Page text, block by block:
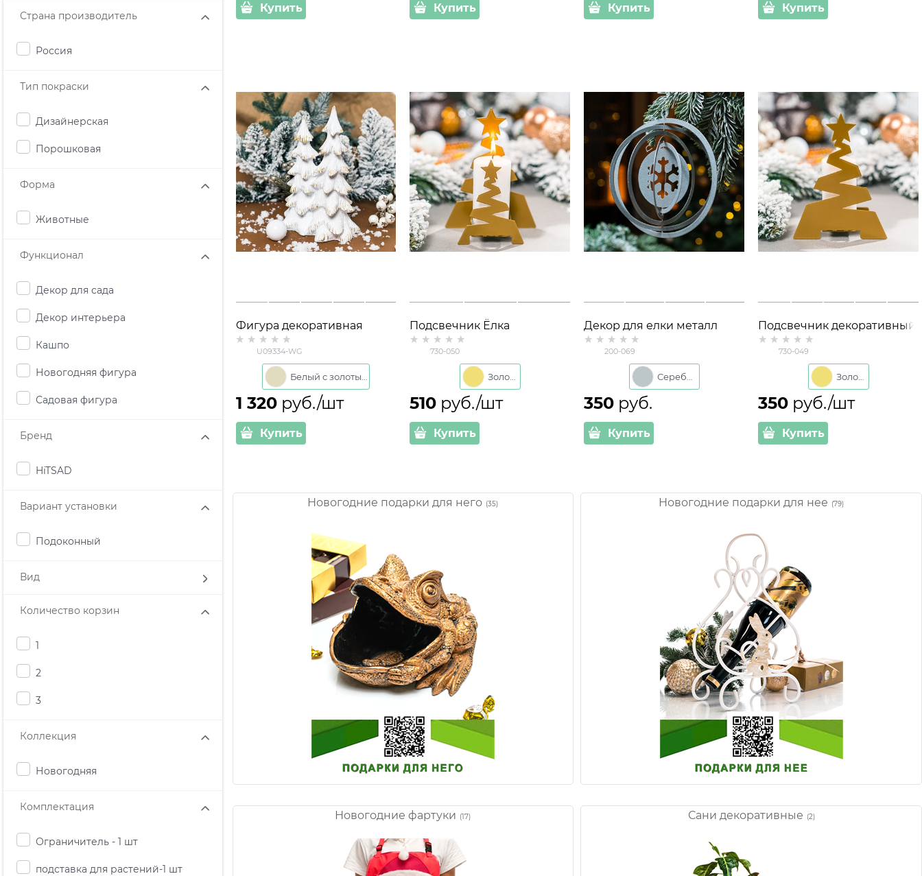
Страна производитель
Россия
Тип покраски
Дизайнерская
Порошковая
Форма
Животные
Функционал
Декор для сада
Декор интерьера
Кашпо
Новогодняя фигура
Садовая фигура
Бренд
HiTSAD
Вариант установки
Подоконный
Вид
Количество корзин
1
2
3
Коллекция
Новогодняя
Комплектация
Ограничитель - 1 шт
подставка для растений-1 шт
Купить Купить Купить Купить
Фигура декоративная
Ёлочки U09334-WG
полистоун h= 32 см
цв.белый с золотом
U09334-WG
1 320 руб./шт
Купить
Подсвечник Ёлка
декоративная для свечи
730-050
Золото
510 руб./шт
Купить
Декор для елки металл
200-069
350 руб.
Купить
Подсвечник декоративный
Ёлочка для одной свечи
730-049
Золото
350 руб./шт
Купить
Новогодние подарки для него (35) Новогодние подарки для нее (79)
Новогодние фартуки (17) Сани декоративные (2)